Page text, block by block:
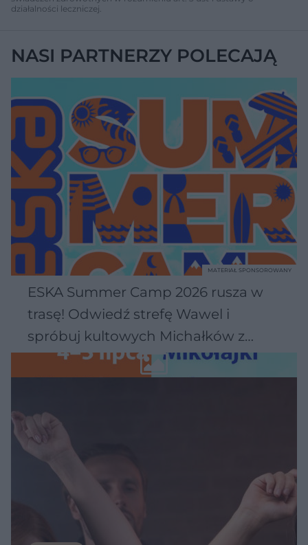
działalności leczniczej.
NASI PARTNERZY POLECAJĄ
ESKA Summer Camp 2026 rusza w
trasę! Odwiedź strefę Wawel i
spróbuj kultowych Michałków z
Wawelu
MATERIAŁ SPONSOROWANY